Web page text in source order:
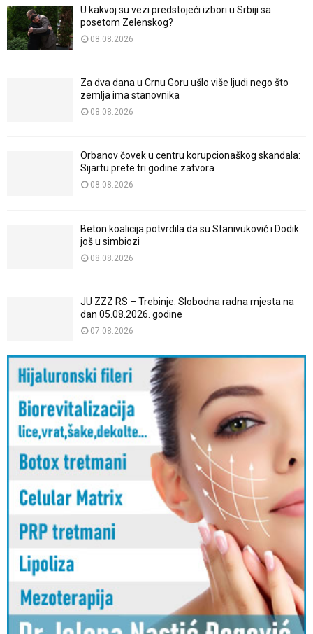
U kakvoj su vezi predstojeći izbori u Srbiji sa
posetom Zelenskog?
08.08.2026
Za dva dana u Crnu Goru ušlo više ljudi nego što
zemlja ima stanovnika
08.08.2026
Orbanov čovek u centru korupcionaškog skandala:
Sijartu prete tri godine zatvora
08.08.2026
Beton koalicija potvrdila da su Stanivuković i Dodik
još u simbiozi
08.08.2026
JU ZZZ RS – Trebinje: Slobodna radna mjesta na
dan 05.08.2026. godine
07.08.2026